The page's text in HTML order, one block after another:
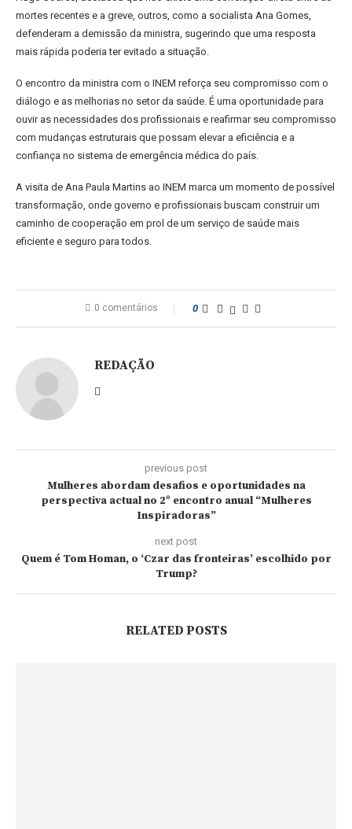
mortes recentes e a greve, outros, como a socialista Ana Gomes,
defenderam a demissão da ministra, sugerindo que uma resposta
mais rápida poderia ter evitado a situação.
O encontro da ministra com o INEM reforça seu compromisso com o
diálogo e as melhorias no setor da saúde. É uma oportunidade para
ouvir as necessidades dos profissionais e reafirmar seu compromisso
com mudanças estruturais que possam elevar a eficiência e a
confiança no sistema de emergência médica do país.
A visita de Ana Paula Martins ao INEM marca um momento de possível
transformação, onde governo e profissionais buscam construir um
caminho de cooperação em prol de um serviço de saúde mais
eficiente e seguro para todos.
0 comentários 0
REDAÇÃO
previous post
Mulheres abordam desafios e oportunidades na
perspectiva actual no 2º encontro anual “Mulheres
Inspiradoras”
next post
Quem é Tom Homan, o ‘Czar das fronteiras’ escolhido por
Trump?
RELATED POSTS